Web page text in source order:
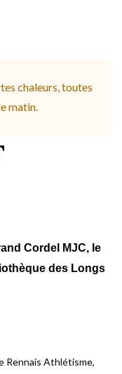
chaleurs, toutes
matin.
Cordel MJC, le
des Longs
Rennais Athlétisme,